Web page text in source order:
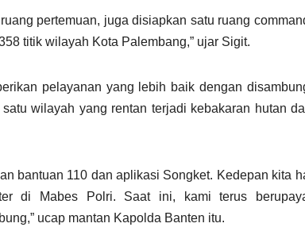
pertemuan, juga disiapkan satu ruang
titik wilayah Kota Palembang,” ujar Sigit.
pelayanan yang lebih baik dengan
wilayah yang rentan terjadi kebakaran hutan
bantuan 110 dan aplikasi Songket. Kedepan kita
di Mabes Polri. Saat ini, kami terus
ucap mantan Kapolda Banten itu.